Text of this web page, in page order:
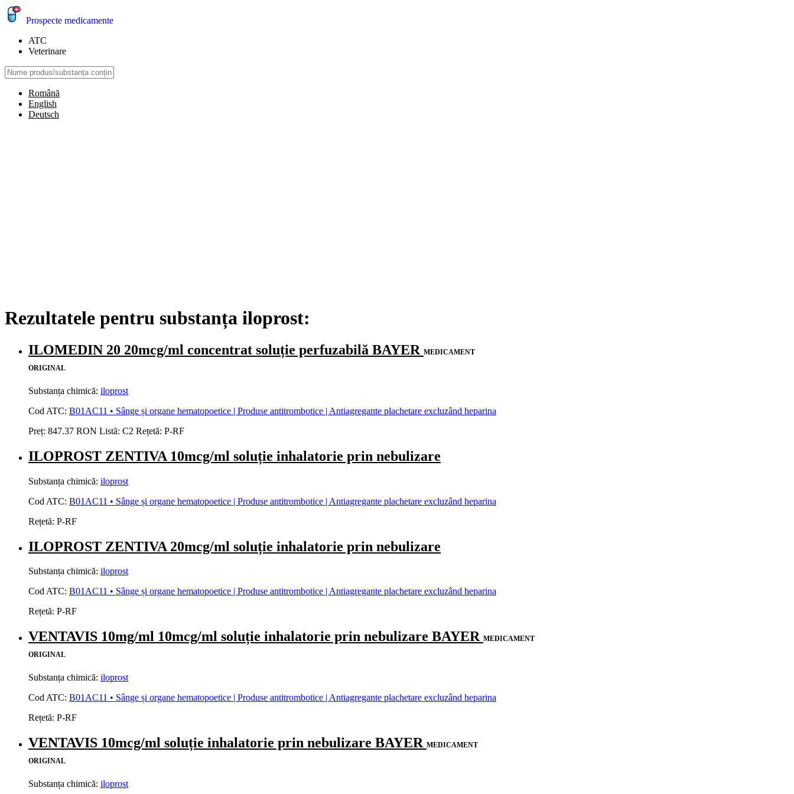
Prospecte medicamente
ATC
Veterinare
Română
English
Deutsch
Rezultatele pentru substanța iloprost:
ILOMEDIN 20 20mcg/ml concentrat soluție perfuzabilă BAYER MEDICAMENT
ORIGINAL
Substanța chimică: iloprost
Cod ATC: B01AC11 • Sânge și organe hematopoetice | Produse antitrombotice | Antiagregante plachetare excluzând heparina
Preț: 847.37 RON Listă: C2 Rețetă: P-RF
ILOPROST ZENTIVA 10mcg/ml soluție inhalatorie prin nebulizare
Substanța chimică: iloprost
Cod ATC: B01AC11 • Sânge și organe hematopoetice | Produse antitrombotice | Antiagregante plachetare excluzând heparina
Rețetă: P-RF
ILOPROST ZENTIVA 20mcg/ml soluție inhalatorie prin nebulizare
Substanța chimică: iloprost
Cod ATC: B01AC11 • Sânge și organe hematopoetice | Produse antitrombotice | Antiagregante plachetare excluzând heparina
Rețetă: P-RF
VENTAVIS 10mg/ml 10mcg/ml soluție inhalatorie prin nebulizare BAYER MEDICAMENT
ORIGINAL
Substanța chimică: iloprost
Cod ATC: B01AC11 • Sânge și organe hematopoetice | Produse antitrombotice | Antiagregante plachetare excluzând heparina
Rețetă: P-RF
VENTAVIS 10mcg/ml soluție inhalatorie prin nebulizare BAYER MEDICAMENT
ORIGINAL
Substanța chimică: iloprost